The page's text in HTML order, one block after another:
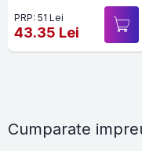
PRP: 51 Lei
43.35 Lei
Cumparate